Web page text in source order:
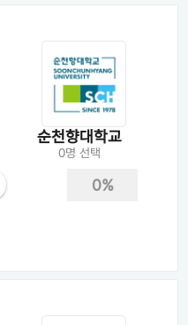
순천향대학교
0명 선택
0%